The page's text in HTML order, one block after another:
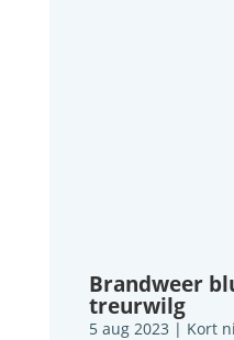
Brandweer
treurwilg
5 aug 2023 | Kort